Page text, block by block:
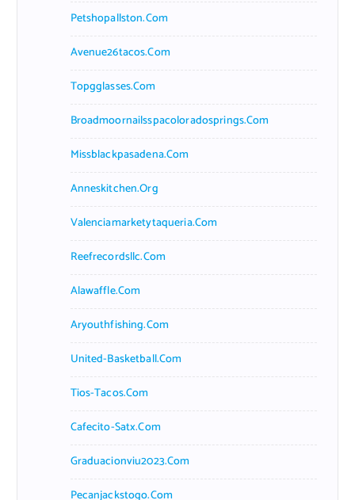
Petshopallston.com
Avenue26tacos.com
Topgglasses.com
Broadmoornailsspacoloradosprings.com
Missblackpasadena.com
Anneskitchen.org
Valenciamarketytaqueria.com
Reefrecordsllc.com
Alawaffle.com
Aryouthfishing.com
United-Basketball.com
Tios-Tacos.com
Cafecito-Satx.com
Graduacionviu2023.com
Pecanjackstogo.com